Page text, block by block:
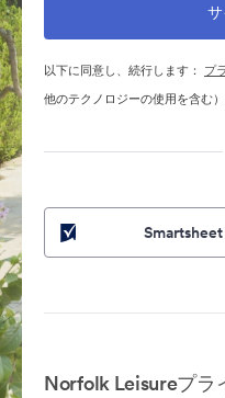
以下に同意し、続行します： プ
他のテクノロジーの使用を含む
Norfolk Leisureプラ